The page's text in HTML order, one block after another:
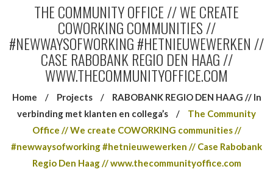
THE COMMUNITY OFFICE // WE CREATE
COWORKING COMMUNITIES //
#NEWWAYSOFWORKING #HETNIEUWEWERKEN //
CASE RABOBANK REGIO DEN HAAG //
WWW.THECOMMUNITYOFFICE.COM
Home / Projects /
RABOBANK REGIO DEN HAAG // In
verbinding met klanten en collega’s
/
The Community
Office // We create COWORKING communities //
#newwaysofworking #hetnieuwewerken // Case Rabobank
Regio Den Haag // www.thecommunityoffice.com